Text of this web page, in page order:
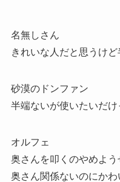
名無しさん
きれいな人だと思うけ
砂漠のドンファン
半端ないが使いたいだ
オルフェ
奥さんを叩くのやめよう
奥さん関係ないのにかわ